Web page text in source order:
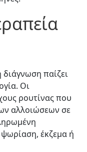
παίζει
Οι
ρουτίνας που
αλλοιώσεων σε
έκζεμα ή